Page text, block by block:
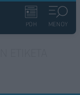
ΡΟΗ ΜΕΝΟΥ